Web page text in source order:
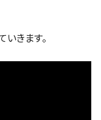
きます。